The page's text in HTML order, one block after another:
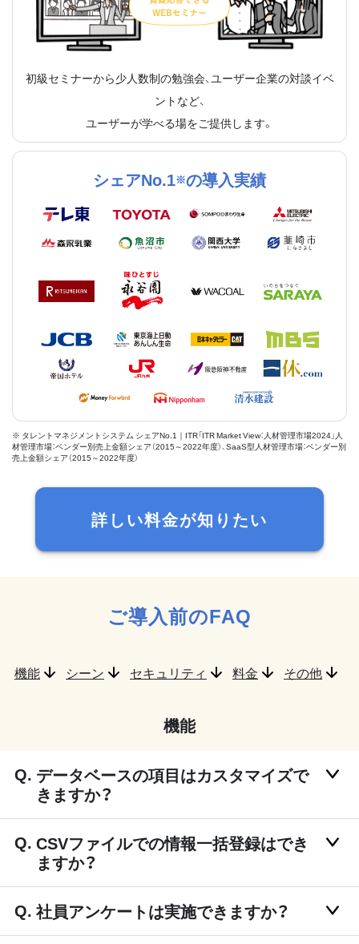
初級セミナーから少人数制の勉強会、ユーザー企業の対談イベ
ントなど、
ユーザーが学べる場をご提供します。
シェアNo.1※の導入実績
※ タレントマネジメントシステム シェアNo.1｜ITR「ITR Market View：人材管理市場2024」人
材管理市場：ベンダー別売上金額シェア（2015～2022年度）、SaaS型人材管理市場：ベンダー別
売上金額シェア（2015～2022年度）
詳しい料金が知りたい
ご導入前のFAQ
機能 シーン セキュリティ 料金 その他
機能
データベースの項目はカスタマイズで
きますか？
CSVファイルでの情報一括登録はでき
ますか？
社員アンケートは実施できますか？